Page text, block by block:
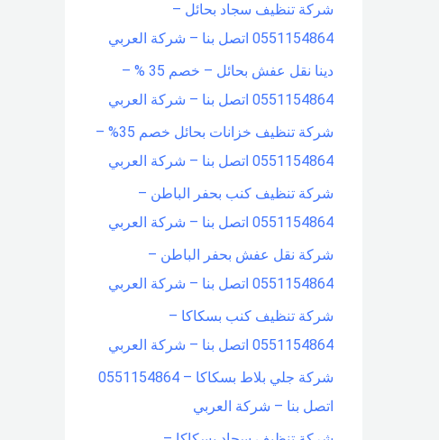
شركة تنظيف سجاد بحائل –
0551154864 اتصل بنا – شركة العربي
دينا نقل عفش بحائل – خصم 35 % –
0551154864 اتصل بنا – شركة العربي
شركة تنظيف خزانات بحائل خصم 35% –
0551154864 اتصل بنا – شركة العربي
شركة تنظيف كنب بحفر الباطن –
0551154864 اتصل بنا – شركة العربي
شركة نقل عفش بحفر الباطن –
0551154864 اتصل بنا – شركة العربي
شركة تنظيف كنب بسكاكا –
0551154864 اتصل بنا – شركة العربي
شركة جلي بلاط بسكاكا – 0551154864
اتصل بنا – شركة العربي